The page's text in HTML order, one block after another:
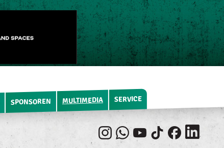
SPONSOREN MULTIMEDIA SERVICE